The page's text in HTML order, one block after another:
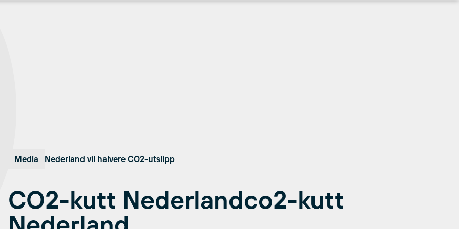
Media Nederland vil halvere CO2-utslipp
CO2-kutt Nederlandco2-kutt